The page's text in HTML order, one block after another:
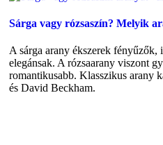
Sárga vagy rózsaszín? Melyik
A sárga arany ékszerek fényűzők,
elegánsak. A rózsaarany viszont
romantikusabb. Klasszikus arany
és David Beckham.